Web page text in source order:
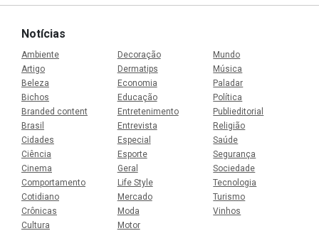
Notícias
Ambiente
Artigo
Beleza
Bichos
Branded content
Brasil
Cidades
Ciência
Cinema
Comportamento
Cotidiano
Crônicas
Cultura
Decoração
Dermatips
Economia
Educação
Entretenimento
Entrevista
Especial
Esporte
Geral
Life Style
Mercado
Moda
Motor
Mundo
Música
Paladar
Política
Publieditorial
Religião
Saúde
Segurança
Sociedade
Tecnologia
Turismo
Vinhos